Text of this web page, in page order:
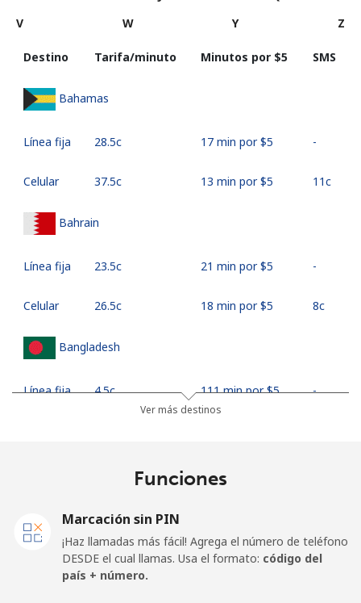
V
W Y Z
Destino Tarifa/minuto Minutos por ⁦$5⁩ SMS
Bahamas
Línea fija ⁦28.5c⁩ 17 min por ⁦$5⁩ -
Celular ⁦37.5c⁩ 13 min por ⁦$5⁩ ⁦11c⁩
Bahrain
Línea fija ⁦23.5c⁩ 21 min por ⁦$5⁩ -
Celular ⁦26.5c⁩ 18 min por ⁦$5⁩ ⁦8c⁩
Bangladesh
Línea fija ⁦4.5c⁩ 111 min por ⁦$5⁩ -
Línea fija ⁦39.5c⁩
⁦44.9c⁩ 11 min por ⁦$5⁩ -
Ver más destinos
Funciones
Marcación sin PIN
¡Haz llamadas más fácil! Agrega el número de teléfono
DESDE el cual llamas. Usa el formato: código del
país + número.